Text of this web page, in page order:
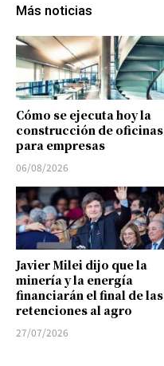
Más noticias
Cómo se ejecuta hoy la
construcción de oficinas
para empresas
06/08/2026
Javier Milei dijo que la
minería y la energía
financiarán el final de las
retenciones al agro
27/07/2026